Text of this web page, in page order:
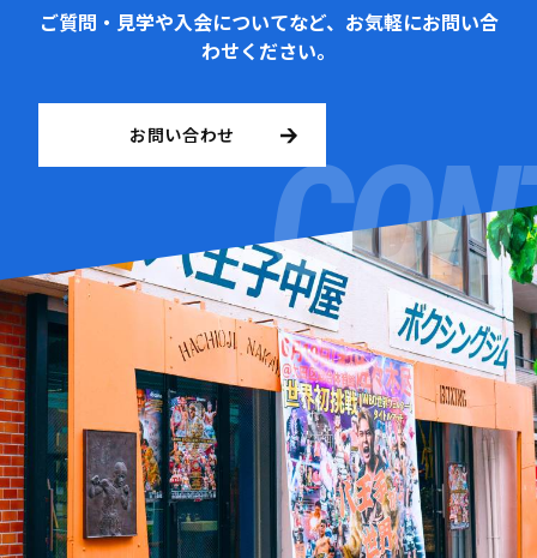
ご質問・見学や入会についてなど、お気軽にお問い合
わせください。
お問い合わせ